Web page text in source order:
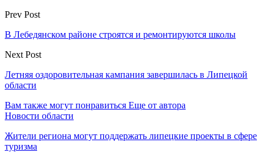
Prev Post
В Лебедянском районе строятся и ремонтируются школы
Next Post
Летняя оздоровительная кампания завершилась в Липецкой
области
Вам также могут понравиться Еще от автора
Новости области
Жители региона могут поддержать липецкие проекты в сфере
туризма